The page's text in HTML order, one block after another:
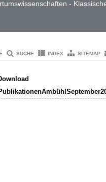
-
SUCHE INDEX SITEMAP